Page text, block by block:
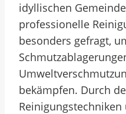
idyllischen
professionelle
besonders gefragt,
bekämpfen. Durch